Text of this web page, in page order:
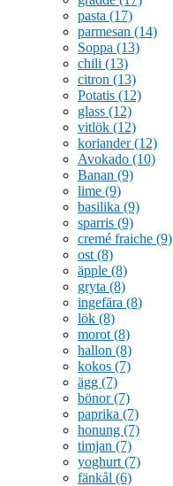
pasta (17)
parmesan (14)
Soppa (13)
chili (13)
citron (13)
Potatis (12)
glass (12)
vitlök (12)
koriander(12)
Avokado (10)
Banan (9)
lime (9)
basilika (9)
sparris (9)
cremé fraiche (9)
ost (8)
äpple (8)
gryta (8)
ingefära (8)
lök (8)
morot (8)
hallon (8)
kokos (7)
ägg (7)
bönor(7)
paprika (7)
honung (7)
timjan (7)
yoghurt (7)
fänkål (6)